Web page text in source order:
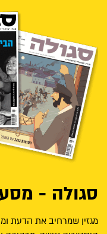
סגולה -
מגזין שמרחיב את הדעת